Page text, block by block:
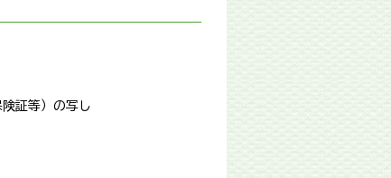
証等）の写し